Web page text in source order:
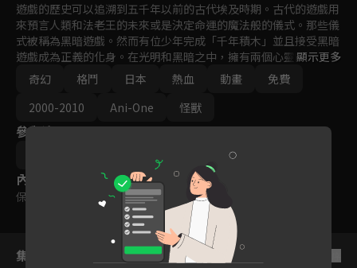
遊戲的歷史可以追溯到五千年以前的古代埃及時期。古代的遊戲用
來預言人類和法老王的未來或是決定命運的魔法般的儀式。那些儀
式被稱為黑暗遊戲。然而有位少年完成「千年積木」並且接受黑暗
遊戲成為正義的化身。在光明和黑暗之中，擁有兩個心靈的少年以
「遊戲王」之稱展開決鬥。
顯示更多
奇幻
格鬥 日本 熱血 動畫
免費
2000-2010
Ani-One 怪獸
參與演員
內容標籤
保護級
集數列表